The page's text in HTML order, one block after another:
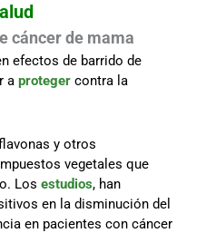
cáncer de mama
efectos de barrido de
a proteger contra la
y otros
vegetales que
Los estudios, han
en la disminución del
en pacientes con cáncer